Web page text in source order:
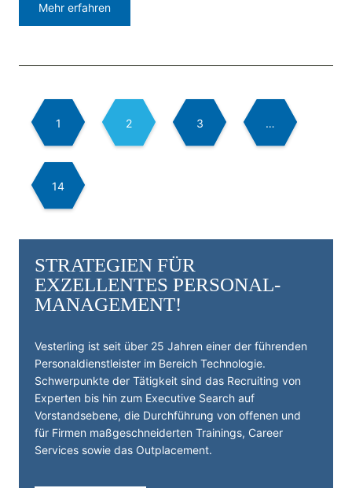
STRATEGIEN FÜR
EXZELLENTES PERSONAL­
MANAGEMENT!
Vesterling ist seit über 25 Jahren einer der führenden
Personal­dienst­leister im Bereich Technologie.
Schwerpunkte der Tätigkeit sind das Recruiting von
Experten bis hin zum Executive Search auf
Vorstandsebene, die Durchführung von offenen und
für Firmen maßgeschneiderten Trainings, Career
Services sowie das Outplacement.
Mehr erfahren
1 2 3 …
14